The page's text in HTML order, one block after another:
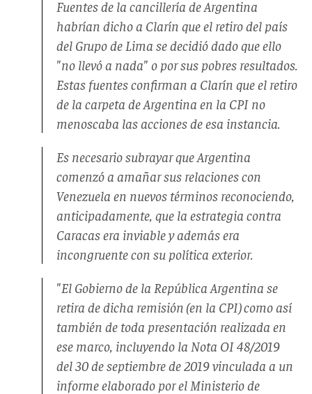
Fuentes de la cancillería de Argentina
habrían dicho a Clarín que el retiro del país
del Grupo de Lima se decidió dado que ello
"no llevó a nada" o por sus pobres resultados.
Estas fuentes confirman a Clarín que el retiro
de la carpeta de Argentina en la CPI no
menoscaba las acciones de esa instancia.
Es necesario subrayar que Argentina
comenzó a amañar sus relaciones con
Venezuela en nuevos términos reconociendo,
anticipadamente, que la estrategia contra
Caracas era inviable y además era
incongruente con su política exterior.
"El Gobierno de la República Argentina se
retira de dicha remisión (en la CPI) como así
también de toda presentación realizada en
ese marco, incluyendo la Nota OI 48/2019
del 30 de septiembre de 2019 vinculada a un
informe elaborado por el Ministerio de